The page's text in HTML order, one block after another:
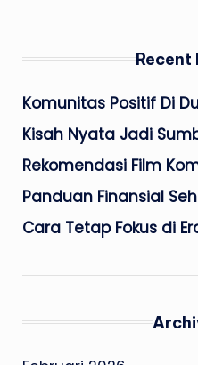
Recent
Komunitas Positif Di
Kisah Nyata Jadi
Rekomendasi Film
Panduan Finansial
Cara Tetap Fokus di